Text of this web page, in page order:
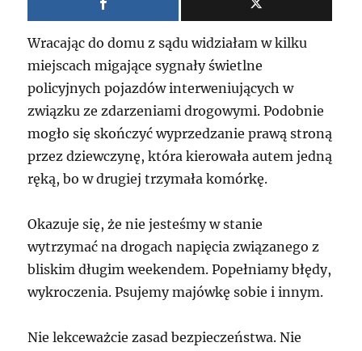
Wracając do domu z sądu widziałam w kilku
miejscach migające sygnały świetlne
policyjnych pojazdów interweniujących w
związku ze zdarzeniami drogowymi. Podobnie
mogło się skończyć wyprzedzanie prawą stroną
przez dziewczynę, która kierowała autem jedną
ręką, bo w drugiej trzymała komórkę.
Okazuje się, że nie jesteśmy w stanie
wytrzymać na drogach napięcia związanego z
bliskim długim weekendem. Popełniamy błędy,
wykroczenia. Psujemy majówkę sobie i innym.
Nie lekceważcie zasad bezpieczeństwa. Nie